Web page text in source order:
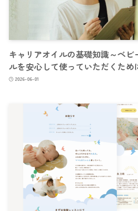
キャリアオイルの基礎知識～ベビ
ルを安心して使っていただくため
2026-06-01